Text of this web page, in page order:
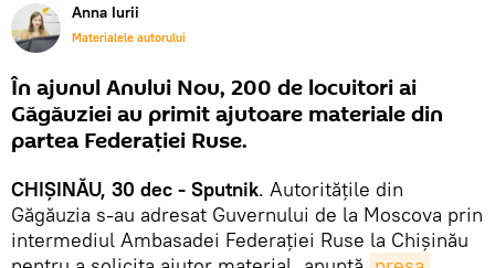
Anna Iurii
Materialele autorului
În ajunul Anului Nou, 200 de locuitori ai
Găgăuziei au primit ajutoare materiale din
partea Federației Ruse.
CHIȘINĂU, 30 dec - Sputnik. Autoritățile din
Găgăuzia s-au adresat Guvernului de la Moscova prin
intermediul Ambasadei Federației Ruse la Chișinău